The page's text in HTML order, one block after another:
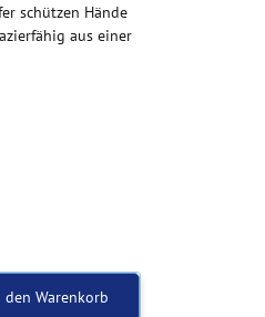
schützen Hände
aus einer
den Warenkorb